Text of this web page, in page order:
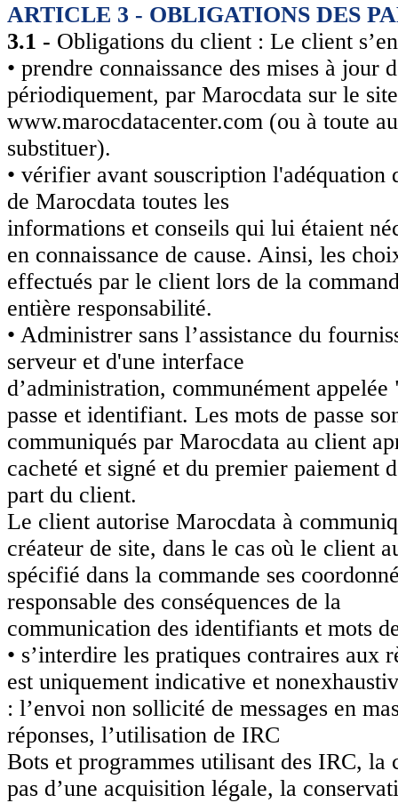
ARTICLE 3 - OBLIGATIONS DES
3.1 - Obligations du client : Le client
• prendre connaissance des mises à
périodiquement, par Marocdata sur le site
www.marocdatacenter.com (ou à toute
substituer).
• vérifier avant souscription
de Marocdata toutes les
informations et conseils qui lui étaient
en connaissance de cause. Ainsi, les
effectués par le client lors de la
entière responsabilité.
• Administrer sans l’assistance du
serveur et d'une interface
d’administration, communément
passe et identifiant. Les mots de passe
communiqués par Marocdata au client
cacheté et signé et du premier paiement
part du client.
Le client autorise Marocdata à
créateur de site, dans le cas où le client
spécifié dans la commande ses
responsable des conséquences de la
communication des identifiants et mots
• s’interdire les pratiques contraires aux
est uniquement indicative et
: l’envoi non sollicité de messages en
réponses, l’utilisation de IRC
Bots et programmes utilisant des IRC,
pas d’une acquisition légale, la